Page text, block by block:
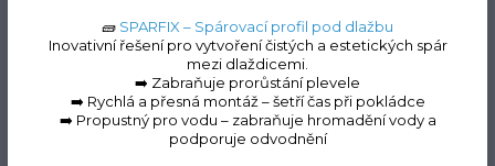
Roh k balkonové liště
PŘÍMÝ
🧱 SPARFIX – Spárovací profil pod dlažbu
Inovativní řešení pro vytvoření čistých a estetických spár
mezi dlaždicemi.
➡️ Zabraňuje prorůstání plevele
➡️ Rychlá a přesná montáž – šetří čas při pokládce
➡️ Propustný pro vodu – zabraňuje hromadění vody a
podporuje odvodnění